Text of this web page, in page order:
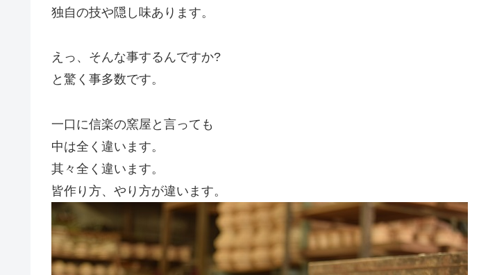
独自の技や隠し味あります。
えっ、そんな事するんですか?
と驚く事多数です。
一口に信楽の窯屋と言っても
中は全く違います。
其々全く違います。
皆作り方、やり方が違います。